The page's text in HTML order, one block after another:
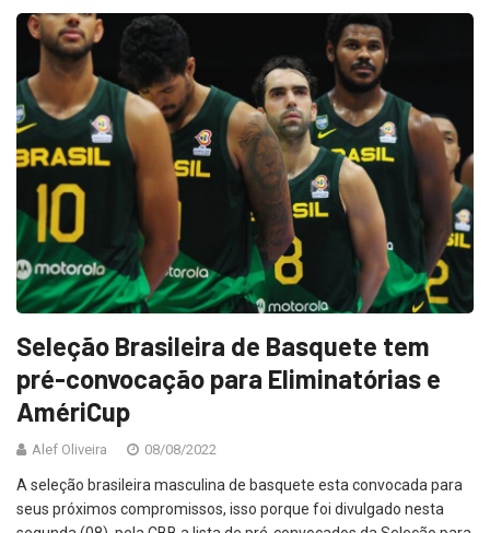
Seleção Brasileira de Basquete tem
pré-convocação para Eliminatórias e
AmériCup
Alef Oliveira 08/08/2022
A seleção brasileira masculina de basquete esta convocada para
seus próximos compromissos, isso porque foi divulgado nesta